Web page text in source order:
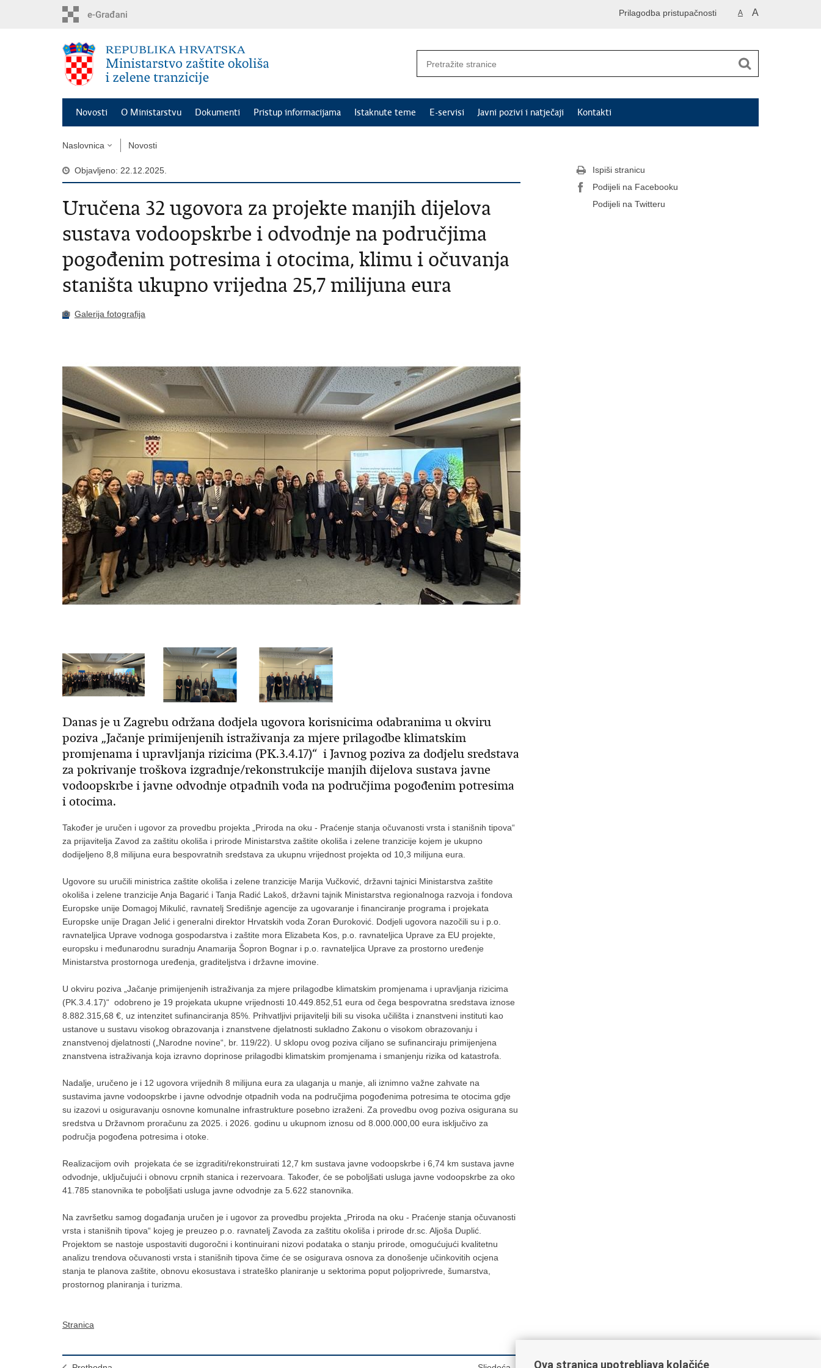
A A
Prilagodba pristupačnosti
Novosti O Ministarstvu Dokumenti Pristup informacijama Istaknute teme E-servisi Javni pozivi i natječaji Kontakti
Naslovnica Novosti
Objavljeno: 22.12.2025.
Uručena 32 ugovora za projekte manjih dijelova
sustava vodoopskrbe i odvodnje na područjima
pogođenim potresima i otocima, klimu i očuvanja
staništa ukupno vrijedna 25,7 milijuna eura
Galerija fotografija
Danas je u Zagrebu održana dodjela ugovora korisnicima odabranima u okviru
poziva „Jačanje primijenjenih istraživanja za mjere prilagodbe klimatskim
promjenama i upravljanja rizicima (PK.3.4.17)“ i Javnog poziva za dodjelu sredstava
za pokrivanje troškova izgradnje/rekonstrukcije manjih dijelova sustava javne
vodoopskrbe i javne odvodnje otpadnih voda na područjima pogođenim potresima
i otocima.
Također je uručen i ugovor za provedbu projekta „Priroda na oku - Praćenje stanja očuvanosti vrsta i stanišnih tipova“
za prijavitelja Zavod za zaštitu okoliša i prirode Ministarstva zaštite okoliša i zelene tranzicije kojem je ukupno
dodijeljeno 8,8 milijuna eura bespovratnih sredstava za ukupnu vrijednost projekta od 10,3 milijuna eura.
Ugovore su uručili ministrica zaštite okoliša i zelene tranzicije Marija Vučković, državni tajnici Ministarstva zaštite
okoliša i zelene tranzicije Anja Bagarić i Tanja Radić Lakoš, državni tajnik Ministarstva regionalnoga razvoja i fondova
Europske unije Domagoj Mikulić, ravnatelj Središnje agencije za ugovaranje i financiranje programa i projekata
Europske unije Dragan Jelić i generalni direktor Hrvatskih voda Zoran Đuroković. Dodjeli ugovora nazočili su i p.o.
ravnateljica Uprave vodnoga gospodarstva i zaštite mora Elizabeta Kos, p.o. ravnateljica Uprave za EU projekte,
europsku i međunarodnu suradnju Anamarija Šopron Bognar i p.o. ravnateljica Uprave za prostorno uređenje
Ministarstva prostornoga uređenja, graditeljstva i državne imovine.
U okviru poziva „Jačanje primijenjenih istraživanja za mjere prilagodbe klimatskim promjenama i upravljanja rizicima
(PK.3.4.17)“ odobreno je 19 projekata ukupne vrijednosti 10.449.852,51 eura od čega bespovratna sredstava iznose
8.882.315,68 €, uz intenzitet sufinanciranja 85%. Prihvatljivi prijavitelji bili su visoka učilišta i znanstveni instituti kao
ustanove u sustavu visokog obrazovanja i znanstvene djelatnosti sukladno Zakonu o visokom obrazovanju i
znanstvenoj djelatnosti („Narodne novine“, br. 119/22). U sklopu ovog poziva ciljano se sufinanciraju primijenjena
znanstvena istraživanja koja izravno doprinose prilagodbi klimatskim promjenama i smanjenju rizika od katastrofa.
Nadalje, uručeno je i 12 ugovora vrijednih 8 milijuna eura za ulaganja u manje, ali iznimno važne zahvate na
sustavima javne vodoopskrbe i javne odvodnje otpadnih voda na područjima pogođenima potresima te otocima gdje
su izazovi u osiguravanju osnovne komunalne infrastrukture posebno izraženi. Za provedbu ovog poziva osigurana su
sredstva u Državnom proračunu za 2025. i 2026. godinu u ukupnom iznosu od 8.000.000,00 eura isključivo za
područja pogođena potresima i otoke.
Realizacijom ovih projekata će se izgraditi/rekonstruirati 12,7 km sustava javne vodoopskrbe i 6,74 km sustava javne
odvodnje, uključujući i obnovu crpnih stanica i rezervoara. Također, će se poboljšati usluga javne vodoopskrbe za oko
41.785 stanovnika te poboljšati usluga javne odvodnje za 5.622 stanovnika.
Na završetku samog događanja uručen je i ugovor za provedbu projekta „Priroda na oku - Praćenje stanja očuvanosti
vrsta i stanišnih tipova“ kojeg je preuzeo p.o. ravnatelj Zavoda za zaštitu okoliša i prirode dr.sc. Aljoša Duplić.
Projektom se nastoje uspostaviti dugoročni i kontinuirani nizovi podataka o stanju prirode, omogućujući kvalitetnu
analizu trendova očuvanosti vrsta i stanišnih tipova čime će se osigurava osnova za donošenje učinkovitih ocjena
stanja te planova zaštite, obnovu ekosustava i strateško planiranje u sektorima poput poljoprivrede, šumarstva,
prostornog planiranja i turizma.
Stranica
Ispiši stranicu
Podijeli na Facebooku
Podijeli na Twitteru
Ova stranica upotrebljava kolačiće